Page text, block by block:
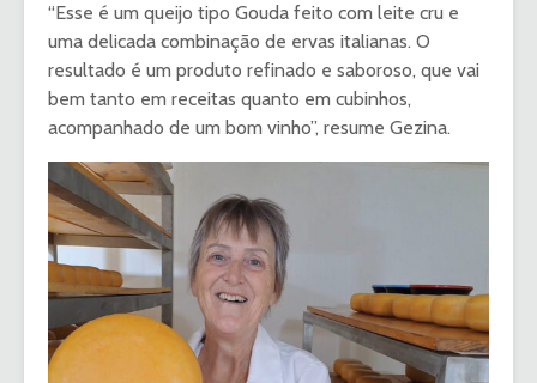
“Esse é um queijo tipo Gouda feito com leite cru e
uma delicada combinação de ervas italianas. O
resultado é um produto refinado e saboroso, que vai
bem tanto em receitas quanto em cubinhos,
acompanhado de um bom vinho”, resume Gezina.